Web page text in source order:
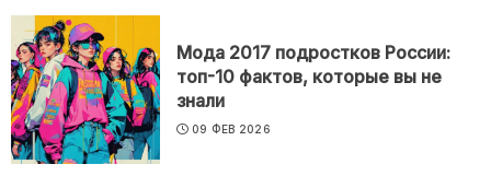
Мода 2017 подростков России:
топ-10 фактов, которые вы не
знали
09 ФЕВ 2026